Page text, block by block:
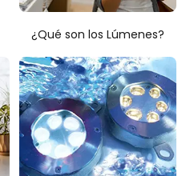
¿Qué son los Lúmenes?